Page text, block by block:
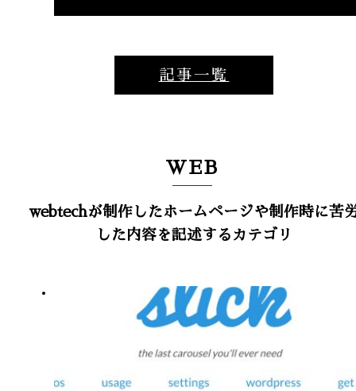
記事一覧
WEB
webtechが制作したホームページや制作時に苦
した内容を記述するカテゴリ